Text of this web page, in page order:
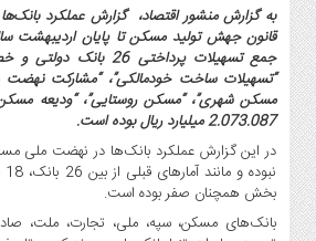
بانک
،
بیمه
و
ارز
دیجیتال
کشاورزی
و
صنایع
به گزارش منشور اقتصاد، گزارش عملکرد
جمع تسهیلات پرداختی 26
“تسهیلات ساخت خودمالکی”، “مشارکت نهضت
مسکن شهری”، “مسکن روستایی”، “ودیعه
2.073.087 میلیارد ریال بوده است.
در این گزارش عملکرد بانک‌ها در نهضت ملی
بخش همچنان صفر بوده است.
بانک‌های مسکن، سپه، ملی، تجارت، ملت،